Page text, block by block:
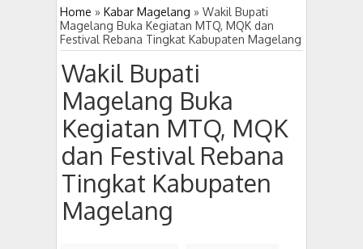
5:32 PM
11 Siswa SMPN 3 Candimulyo Diduga K
Home » Kabar Magelang » Wakil Bupati
Magelang Buka Kegiatan MTQ, MQK dan
Festival Rebana Tingkat Kabupaten Magelang
Wakil Bupati
Magelang Buka
Kegiatan MTQ, MQK
dan Festival Rebana
Tingkat Kabupaten
Magelang